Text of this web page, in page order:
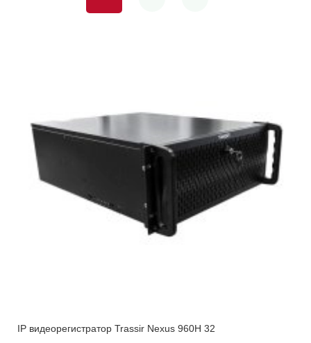
IP видеорегистратор Trassir Nexus 960H 32